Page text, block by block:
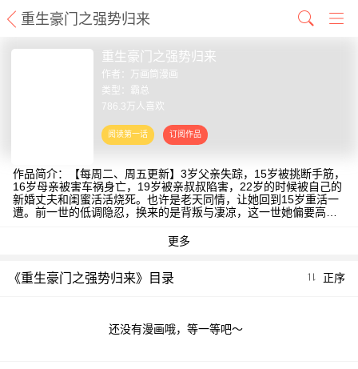
重生豪门之强势归来
重生豪门之强势归来
作者：
万画筒漫画
类型：霸总
786.3万人喜欢
作品简介：【每周二、周五更新】3岁父亲失踪，15岁被挑断手筋，
16岁母亲被害车祸身亡，19岁被亲叔叔陷害，22岁的时候被自己的
新婚丈夫和闺蜜活活烧死。也许是老天同情，让她回到15岁重活一
遭。前一世的低调隐忍，换来的是背叛与凄凉，这一世她偏要高调
《重生豪门之强势归来》目录 正序
还没有漫画哦，等一等吧～